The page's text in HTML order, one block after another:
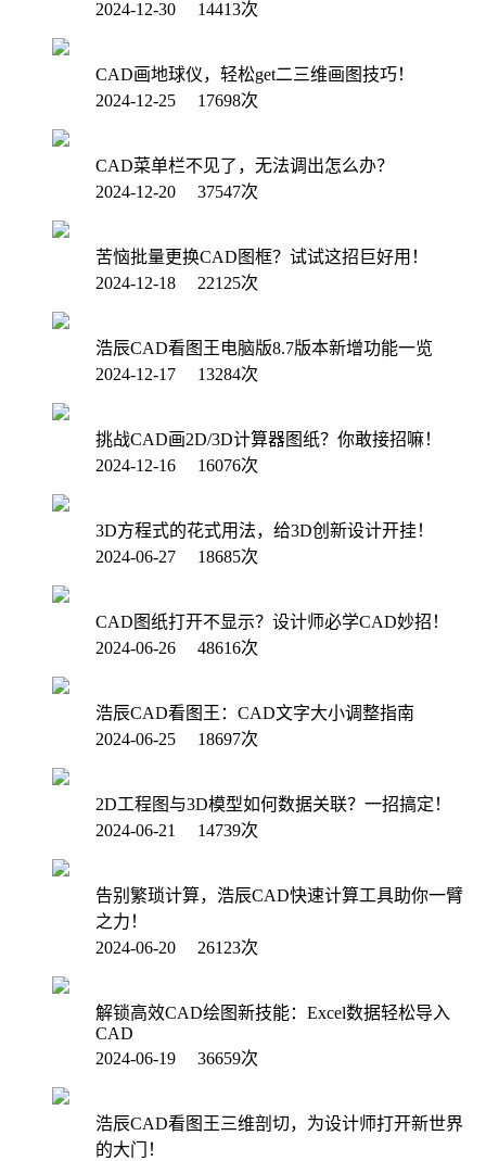
2024-12-30 14413次
CAD画地球仪，轻松get二三维画图技巧！
2024-12-25 17698次
CAD菜单栏不见了，无法调出怎么办？
2024-12-20 37547次
苦恼批量更换CAD图框？试试这招巨好用！
2024-12-18 22125次
浩辰CAD看图王电脑版8.7版本新增功能一览
2024-12-17 13284次
挑战CAD画2D/3D计算器图纸？你敢接招嘛！
2024-12-16 16076次
3D方程式的花式用法，给3D创新设计开挂！
2024-06-27 18685次
CAD图纸打开不显示？设计师必学CAD妙招！
2024-06-26 48616次
浩辰CAD看图王：CAD文字大小调整指南
2024-06-25 18697次
2D工程图与3D模型如何数据关联？一招搞定！
2024-06-21 14739次
告别繁琐计算，浩辰CAD快速计算工具助你一臂
之力！
2024-06-20 26123次
解锁高效CAD绘图新技能：Excel数据轻松导入
CAD
2024-06-19 36659次
浩辰CAD看图王三维剖切，为设计师打开新世界
的大门！